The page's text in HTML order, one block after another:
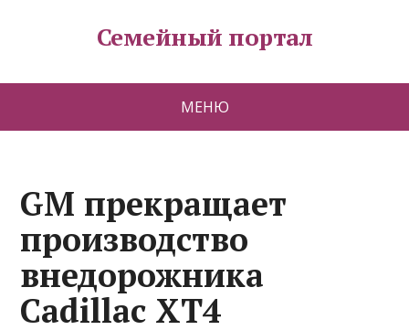
Семейный портал
МЕНЮ
GM прекращает
производство
внедорожника
Cadillac XT4